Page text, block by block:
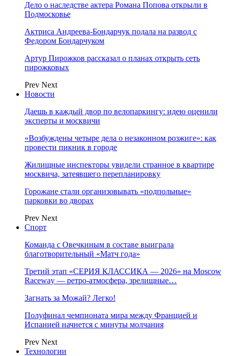
Дело о наследстве актера Романа Попова открыли в
Подмосковье
Актриса Андреева-Бондарчук подала на развод с
Федором Бондарчуком
Артур Пирожков рассказал о планах открыть сеть
пирожковых
Prev Next
Новости
Даешь в каждый двор по велопаркингу: идею оценили
эксперты и москвичи
«Возбуждены четыре дела о незаконном розжиге»: как
провести пикник в городе
Жилищные инспекторы увидели странное в квартире
москвича, затеявшего перепланировку
Горожане стали организовывать «подпольные»
парковки во дворах
Prev Next
Спорт
Команда с Овечкиным в составе выиграла
благотворительный «Матч года»
Третий этап «СЕРИЯ КЛАССИКА — 2026» на Moscow
Raceway — ретро‑атмосфера, зрелищные…
Загнать за Можай? Легко!
Полуфинал чемпионата мира между Францией и
Испанией начнется с минуты молчания
Prev Next
Технологии